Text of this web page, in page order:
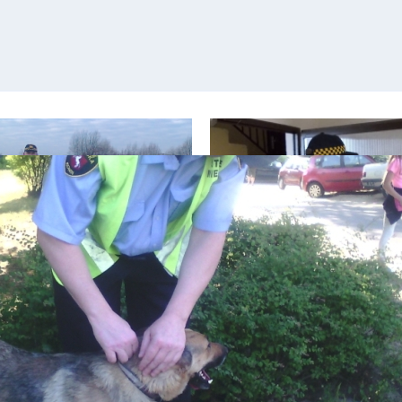
TERENÓW LEŚNYCH
terenów leśnych na terenie
KONTROLE W KLATKACH
SCHODOWYCH
Kontrole ładu i porządku w
schodowych